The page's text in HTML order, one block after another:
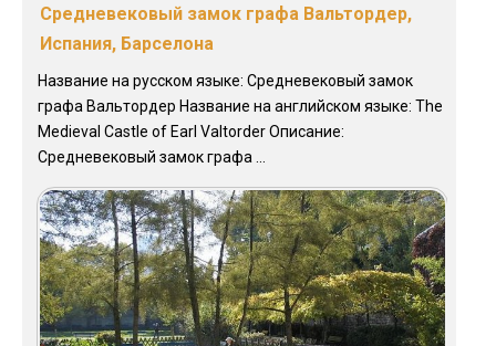
Средневековый замок графа Вальтордер,
Испания, Барселона
Название на русском языке: Средневековый замок
графа Вальтордер Название на английском языке: The
Medieval Castle of Earl Valtorder Описание:
Средневековый замок графа ...